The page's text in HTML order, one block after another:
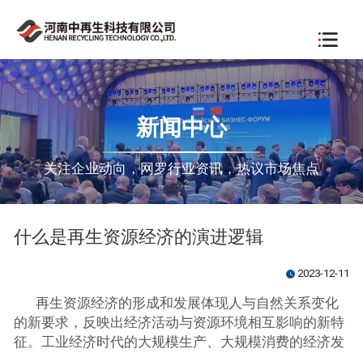
新闻中心
关注企业动向，网罗行业资讯，热议市场焦点
什么是再生资源经济的演进逻辑
watch_later 2023-12-11
再生资源经济的形成和发展体现人与自然关系变化
的新要求，反映出经济活动与资源环境相互影响的新特
征。工业经济时代的大规模生产、大规模消费的经济发